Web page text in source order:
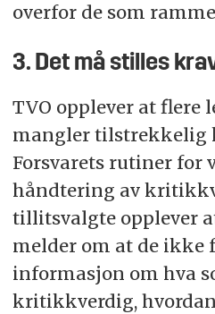
overfor de som
3. Det må stilles
TVO opplever at flere
mangler tilstrekkelig
Forsvarets rutiner for
håndtering av
tillitsvalgte opplever
melder om at de ikke
informasjon om hva
kritikkverdig,